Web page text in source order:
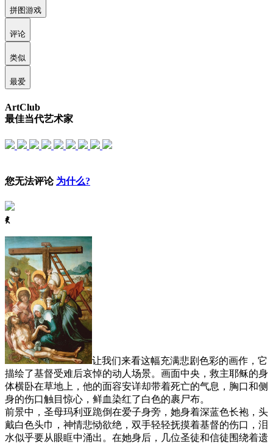
拼图游戏
评论
类似
最爱
ArtClub
最佳当代艺术家
您无法评论 为什么?
ꈅ
让我们来看这幅充满悲剧色彩的画作，它
描绘了基督受难后哀悼的动人场景。画面中央，救主耶稣的身
体横卧在草地上，他的面容安详却带着死亡的气息，胸口和侧
身的伤口触目惊心，鲜血染红了白色的裹尸布。
前景中，圣母玛利亚跪倒在爱子身旁，她身着深蓝色长袍，头
戴白色头巾，神情悲恸欲绝，双手轻轻抚摸着基督的伤口，泪
水似乎要从眼眶中涌出。在她身后，几位圣徒和信徒围绕着遗